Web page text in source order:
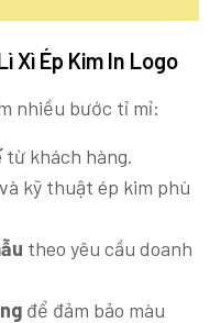
Xì Ép Kim In Logo
nhiều bước tỉ mỉ:
từ khách hàng.
và kỹ thuật ép kim phù
theo yêu cầu doanh
để đảm bảo màu